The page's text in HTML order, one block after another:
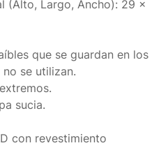
(Alto, Largo, Ancho): 29 x
que se guardan en los
se utilizan.
sucia.
con revestimiento